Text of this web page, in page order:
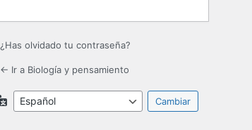
¿Has olvidado tu contraseña?
← Ir a Biología y pensamiento
Idioma